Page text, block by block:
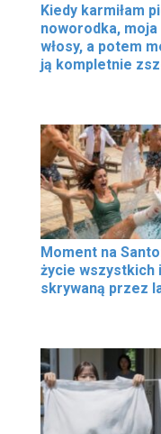
Kiedy karmiłam
noworodka,
włosy, a potem
ją kompletnie
Moment na
życie wszystkich
skrywaną przez